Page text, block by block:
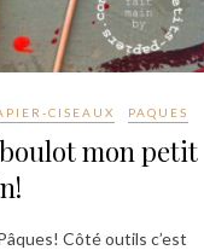
CISEAUX PAQUES
mon petit
Côté outils c’est